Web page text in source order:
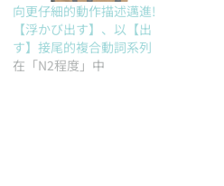
向更仔細的動作描述邁進!
【浮かび出す】、以【出
す】接尾的複合動詞系列
在「N2程度」中